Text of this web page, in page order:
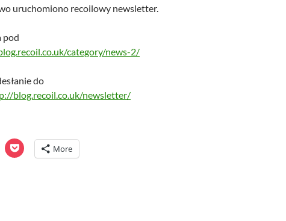
uruchomiono recoilowy newsletter.
pod
category/news-2/
do
blog.recoil.co.uk/newsletter/
C
l More